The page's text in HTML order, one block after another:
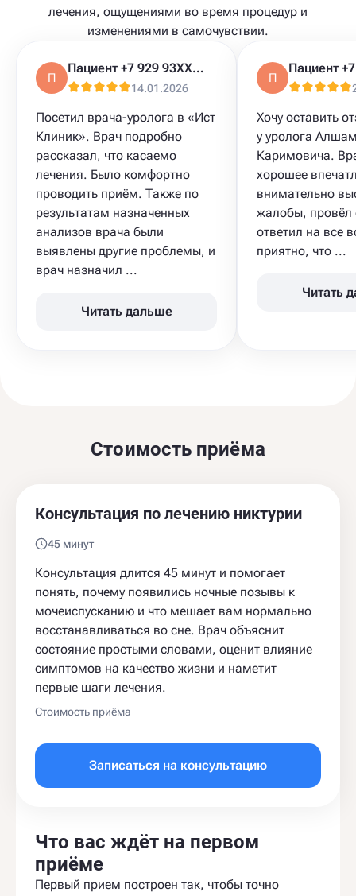
лечения, ощущениями во время процедур и
изменениями в самочувствии.
П
Пациент +7 929 93XXXXX
14.01.2026
Посетил врача-уролога в «Ист
Клиник». Врач подробно
рассказал, что касаемо
лечения. Было комфортно
проводить приём. Также по
результатам назначенных
анализов врача были
выявлены другие проблемы, и
врач назначил ...
Читать дальше
П
Хочу оставить
у уролога
Каримовича.
хорошее
внимательно
жалобы, провёл
ответил на все
приятно, что ...
Читать
Стоимость приёма
Консультация по лечению никтурии
45 минут
Консультация длится 45 минут и помогает
понять, почему появились ночные позывы к
мочеиспусканию и что мешает вам нормально
восстанавливаться во сне. Врач объяснит
состояние простыми словами, оценит влияние
симптомов на качество жизни и наметит
первые шаги лечения.
Стоимость приёма
Записаться на консультацию
Что вас ждёт на первом
приёме
Первый прием построен так, чтобы точно